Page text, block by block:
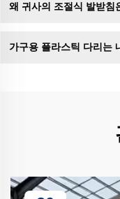
왜 귀사의 조절식 발받침
가구용 플라스틱 다리는